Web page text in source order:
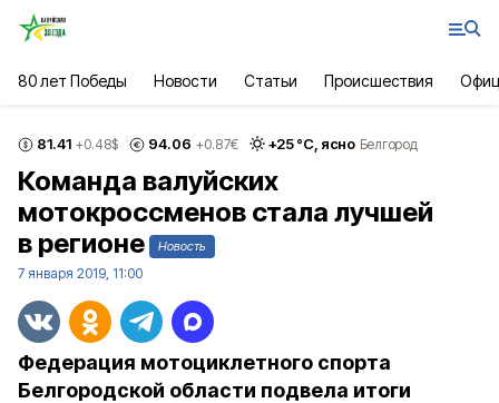
80 лет Победы Новости Статьи Происшествия
81.41 +0.48$ 94.06 +0.87€ +25°С, ясно Белгород
Команда валуйских
мотокроссменов стала лучшей
в регионе
Новость
7 января 2019, 11:00
Федерация мотоциклетного спорта
Белгородской области подвела итоги